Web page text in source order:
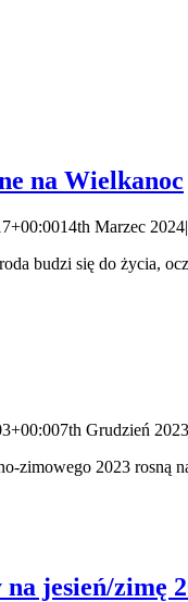
na Wielkanoc
14th Marzec 2024|
budzi się do życia,
7th Grudzień 2023
zimowego 2023
jesień/zimę